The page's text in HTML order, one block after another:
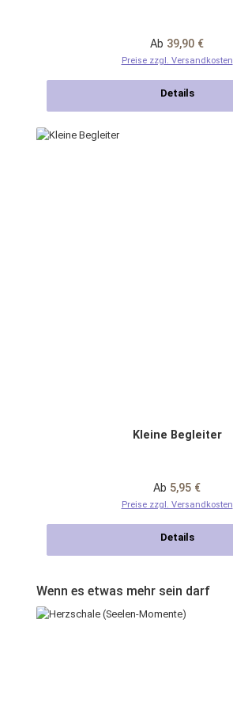
Regulärer Preis:
Ab 39,90 €
Preise zzgl. Versandkosten
Details
Kleine Begleiter
Regulärer Preis:
Ab 5,95 €
Preise zzgl. Versandkosten
Details
Produktgalerie überspringen
Wenn es etwas mehr sein darf